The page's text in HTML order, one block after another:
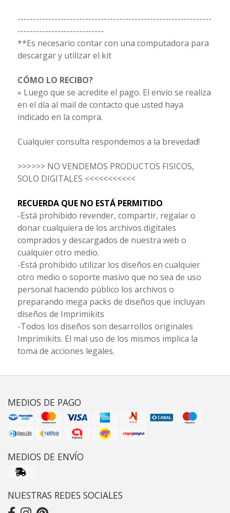
---------------------------------------------------------------
----------------------------
**Es necesario contar con una computadora para
descargar y utilizar el kit
CÓMO LO RECIBO?
» Luego que se acredite el pago. El envío se realiza
en el día al mail de contacto que usted haya
indicado en la compra.
Cualquier consulta respondemos a la brevedad!
>>>>>> NO VENDEMOS PRODUCTOS FISICOS,
SOLO DIGITALES <<<<<<<<<<<
RECUERDA QUE NO ESTÁ PERMITIDO
-Está prohibido revender, compartir, regalar o
donar cualquiera de los archivos digitales
comprados y descargados de nuestra web o
cualquier otro medio.
-Está prohibido utilizar los diseños en cualquier
otro medio o soporte masivo que no sea de uso
personal haciendo público los archivos o
preparando mega packs de diseños que incluyan
diseños de Imprimikits
-Todos los diseños son desarrollos originales
Imprimikits. El mal uso de los mismos implica la
toma de acciones legales.
MEDIOS DE PAGO
MEDIOS DE ENVÍO
NUESTRAS REDES SOCIALES